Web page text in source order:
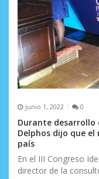
junio 1, 2022 0
Durante desarrollo
Delphos dijo que
país
En el III Congreso
director de la